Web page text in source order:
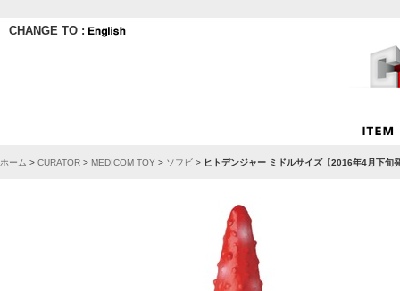
CHANGE TO :
ホーム > CURATOR > MEDICOM TOY > ソフビ > ヒトデンジャー ミドルサイズ【2016年4月下旬